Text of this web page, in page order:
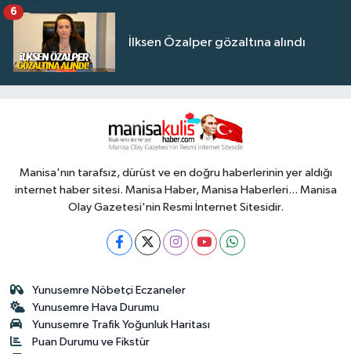
İlksen Özalper gözaltına alındı
6
Manisa'nın tarafsız, dürüst ve en doğru haberlerinin yer aldığı
internet haber sitesi. Manisa Haber, Manisa Haberleri... Manisa
Olay Gazetesi'nin Resmi İnternet Sitesidir.
Yunusemre Nöbetçi Eczaneler
Yunusemre Hava Durumu
Yunusemre Trafik Yoğunluk Haritası
Puan Durumu ve Fikstür